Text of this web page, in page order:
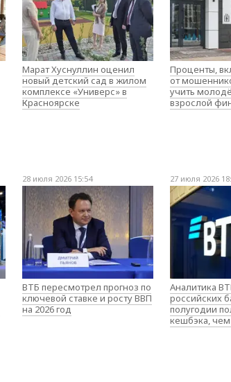
Марат Хуснуллин оценил
новый детский сад в жилом
комплексе «Универс» в
Красноярске
Проценты,
от
учить
взрослой
28 июля 2026 15:54
ВТБ пересмотрел прогноз по
ключевой ставке и росту ВВП
на 2026 год
27 июля 2026
Аналитика
российских
полугодии
кешбэка,